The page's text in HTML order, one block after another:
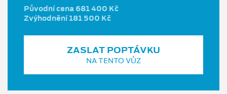
Původní cena 681 400 Kč
Zvýhodnění 181 500 Kč
ZASLAT POPTÁVKU
NA TENTO VŮZ